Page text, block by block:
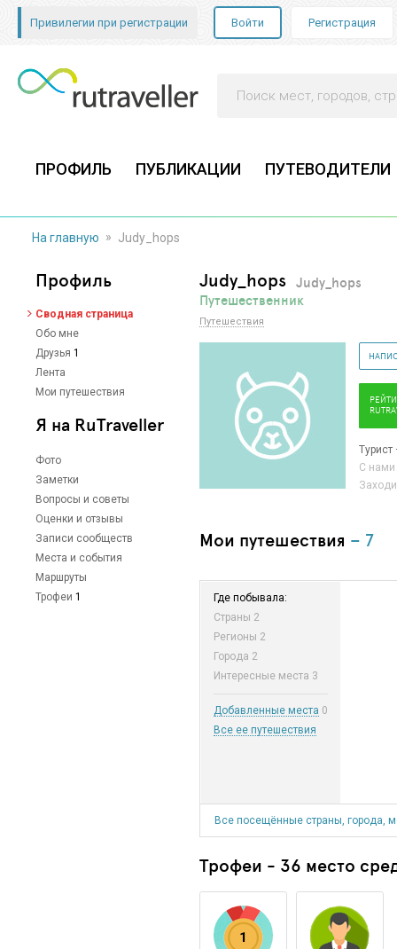
Привилегии при регистрации Войти Регистрация
ПРОФИЛЬ ПУБЛИКАЦИИ ПУТЕВОДИТЕЛИ
На главную » Judy_hops
Профиль
Сводная страница
Обо мне
Друзья 1
Лента
Мои путешествия
Я на RuTraveller
Фото
Заметки
Вопросы и советы
Оценки и отзывы
Записи сообществ
Места и события
Маршруты
Трофеи 1
Judy_hops Judy_hops
Путешественник
Путешествия
С нами
Мои путешествия – 7
Где побывала:
Страны 2
Регионы 2
Города 2
Интересные места 3
Добавленные места 0
Все ее путешествия
Все посещённые страны, города,
Трофеи - 36 место
1